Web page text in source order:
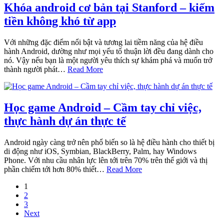
Khóa android cơ bản tại Stanford – kiếm
tiền không khó từ app
Với những đặc điểm nổi bật và tương lai tiềm năng của hệ điều
hành Android, dường như mọi yếu tố thuận lời đều đang dành cho
nó. Vậy nếu bạn là một người yêu thích sự khám phá và muốn trở
thành người phát… Read More
Học game Android – Cầm tay chỉ việc,
thực hành dự án thực tế
Android ngày càng trở nên phổ biến so là hệ điều hành cho thiết bị
di động như iOS, Symbian, BlackBerry, Palm, hay Windows
Phone. Với nhu cầu nhân lực lên tới trên 70% trên thế giới và thị
phần chiếm tới hơn 80% thiết… Read More
1
2
3
Next